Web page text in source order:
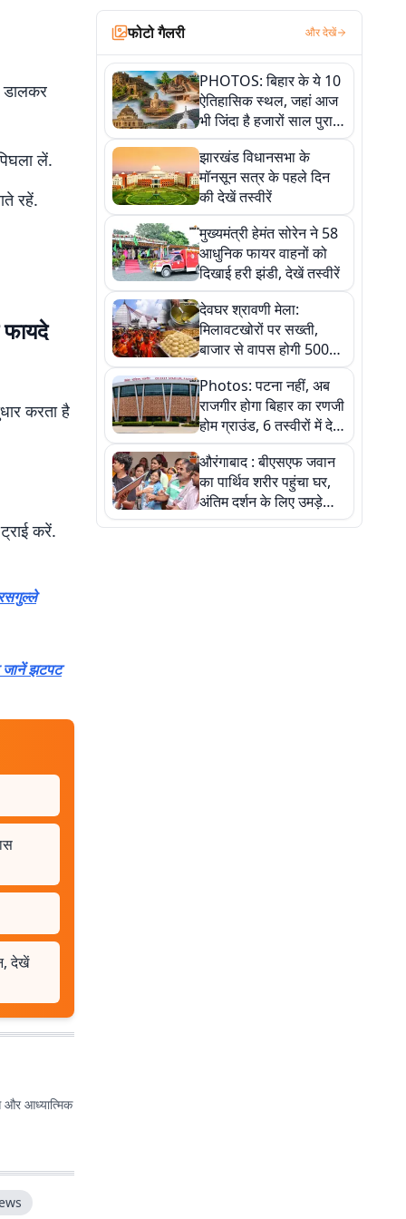
लें.
रहें.
करता है
करें.
जानें झटपट
देखें
आध्यात्मिक
फोटो गैलरी और देखें
PHOTOS: बिहार के ये 10
ऐतिहासिक स्थल, जहां आज
भी जिंदा है हजारों साल पुराना
इतिहास, एक बार जरूर घूमिए
झारखंड विधानसभा के
मॉनसून सत्र के पहले दिन
की देखें तस्वीरें
मुख्यमंत्री हेमंत सोरेन ने 58
आधुनिक फायर वाहनों को
दिखाई हरी झंडी, देखें तस्वीरें
देवघर श्रावणी मेला:
मिलावटखोरों पर सख्ती,
बाजार से वापस होगी 500
किलो संदिग्ध खाद्य सामग्री,
देखें तस्वीरें
Photos: पटना नहीं, अब
राजगीर होगा बिहार का रणजी
होम ग्राउंड, 6 तस्वीरों में देखें
नए स्टेडियम की पूरी कहानी
औरंगाबाद : बीएसएफ जवान
का पार्थिव शरीर पहुंचा घर,
अंतिम दर्शन के लिए उमड़े
लोग